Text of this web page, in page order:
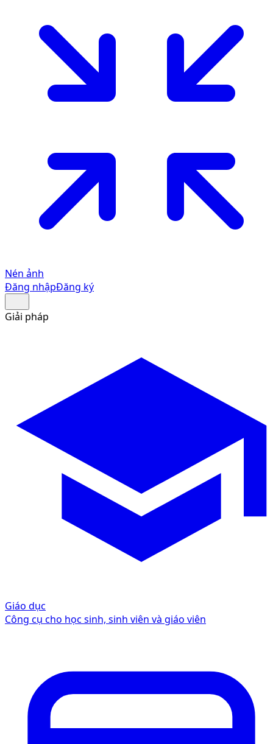
Nén ảnh
Đăng nhậpĐăng ký
Giải pháp
Giáo dục
Công cụ cho học sinh, sinh viên và giáo viên